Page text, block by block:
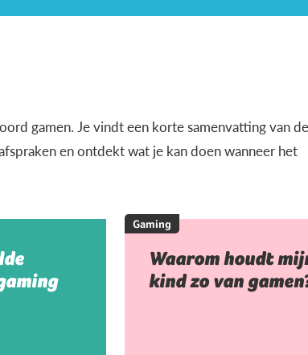
gamen. Je vindt een korte samenvatting van
en ontdekt wat je kan doen wanneer het
Gaming
Waarom houdt
kind zo van